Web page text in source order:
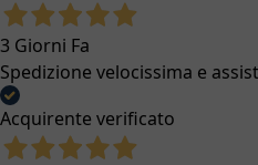
3 Giorni Fa
Spedizione velocissima e
Acquirente verificato